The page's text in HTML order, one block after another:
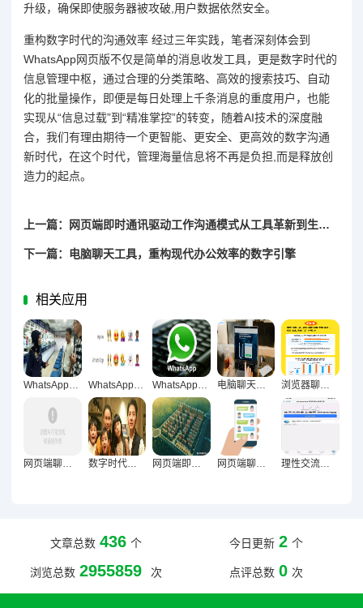
升级，确保即使服务器被攻破,用户数据依然安全。
重构数字时代的沟通效率 经过三年实践，笔者深刻体会到
WhatsApp网页版不仅是简单的消息收发工具，更是数字时代的
信息管理中枢，通过合理的分类策略、高效的搜索技巧、自动
化的批量操作，即便是每日处理上千条消息的重度用户，也能
实现从“信息过载”到“精准掌控”的转变，随着AI技术的深度融
合，我们有理由期待一个更智能、更安全、更高效的数字沟通
新时代，在这个时代，管理海量信息将不再是负担,而是释放创
造力的起点。
上一篇：网页端即时通讯驱动工作沟通模式从工具革新到生态重构的深度变革
下一篇：电脑聊天工具，重构现代办公效率的数字引擎
相关应用
WhatsApp网页版，沟通规划效率提升的新引擎 WhatsApp网页版任务跟进实战，沟通增效与协作升级的全方位赋能 WhatsApp网页版长期办公适用性深度解析 电脑聊天的双刃剑效应，复杂信息处理中技术优势与认知局限的深度剖析 浏览器聊天，重构职场沟通生态的破局者与新常态
网页端聊天对沟通连贯性的提升路径与价值解析 数字时代理性表达革命，电脑聊天重构人类沟通逻辑 网页端即时聊天工具职场多维价值，效率革命与组织生态重构探索 网页端聊天重塑现代沟通新范式 理性交流新载体？WhatsApp网页版适用性与局限性深度解析
文章总数 436 个 今日更新 2 个
浏览总数 2955859 次 点评总数 0 次